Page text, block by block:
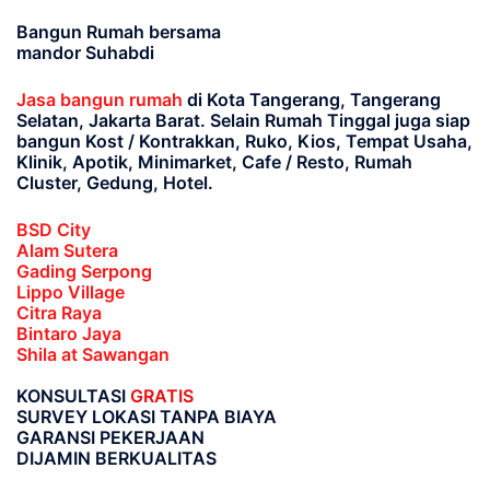
Bangun Rumah bersama
mandor Suhabdi
Jasa bangun rumah di Kota Tangerang, Tangerang
Selatan, Jakarta Barat. Selain Rumah Tinggal juga siap
bangun Kost / Kontrakkan, Ruko, Kios, Tempat Usaha,
Klinik, Apotik, Minimarket, Cafe / Resto, Rumah
Cluster, Gedung, Hotel.
BSD City
Alam Sutera
Gading Serpong
Lippo Village
Citra Raya
Bintaro Jaya
Shila at Sawangan
KONSULTASI GRATIS
SURVEY LOKASI TANPA BIAYA
GARANSI PEKERJAAN
DIJAMIN BERKUALITAS